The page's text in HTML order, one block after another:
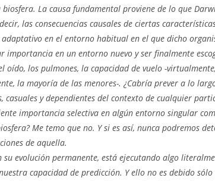
La causa fundamental proviene de lo que
las consecuencias causales de ciertas
en el entorno habitual en el que dicho
importancia en un entorno nuevo y ser finalmente
oído, los pulmones, la capacidad de vuelo -
la mayoría de las menores-. ¿Cabría prever a lo
casuales y dependientes del contexto de cualquier
importancia selectiva en algún entorno singular
Me temo que no. Y si es así, nunca podremos
de aquella.
su evolución permanente, está ejecutando algo
capacidad de predicción. Y ello no es debido